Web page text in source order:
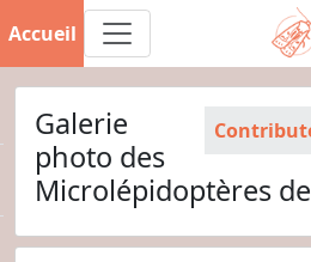
Accueil
Galerie
photo des
Microlépidoptères